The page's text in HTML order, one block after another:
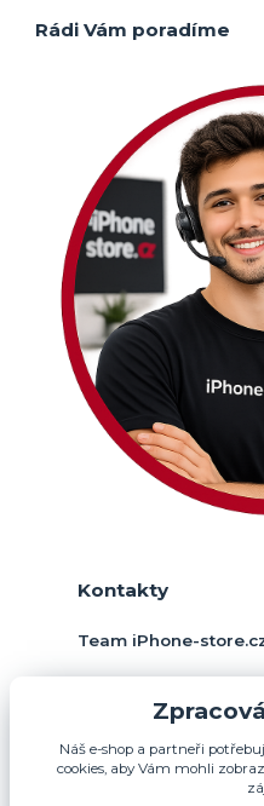
Rádi Vám poradíme
Kontakty
Team iPhone-
(Po-Pá, 9-17 hod.)
Náš e-shop a partneři
cookies, aby Vám mohli